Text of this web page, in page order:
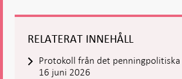
RELATERAT INNEHÅLL
Protokoll från det
16 juni 2026